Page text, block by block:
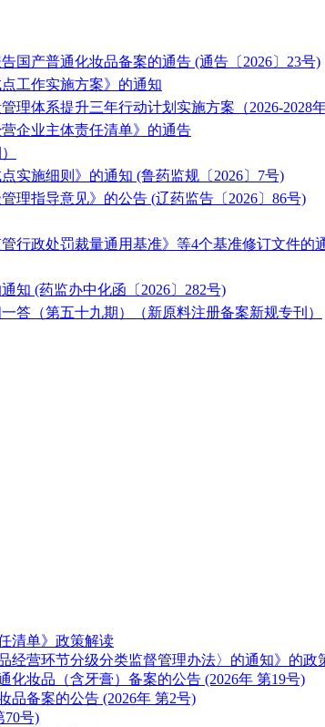
国产普通化妆品备案的通告 (通告〔2026〕23号)
工作实施方案》的通知
理体系提升三年行动计划实施方案（2026-2028
企业主体责任清单》的通告
实施细则》的通知 (鲁药监规〔2026〕7号)
理指导意见》的公告 (辽药监告〔2026〕86号)
行政处罚裁量通用基准》等4个基准修订文件的
知 (药监办中化函〔2026〕282号)
答（第五十九期）（新原料注册备案新规专刊）
清单》政策解读
经营环节分级分类监督管理办法〉的通知》的政
化妆品（含牙膏）备案的公告 (2026年 第19号)
品备案的公告 (2026年 第2号)
70号)